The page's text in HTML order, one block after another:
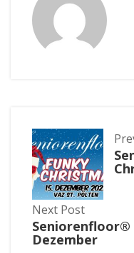
Next Post
Seniorenfloor®
Dezember